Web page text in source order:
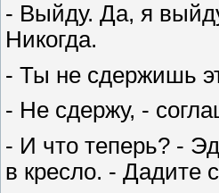
- Выйду. Да, я
Никогда.
- Ты не сдержишь
- Не сдержу, -
- И что теперь? -
в кресло. - Дадите